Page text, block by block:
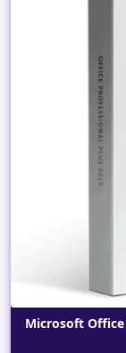
Microsoft Office